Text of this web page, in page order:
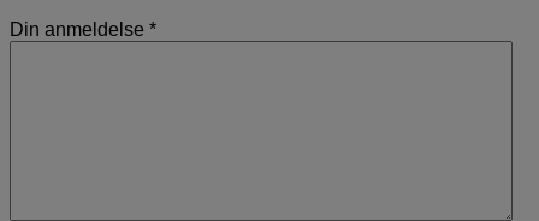
Din anmeldelse *